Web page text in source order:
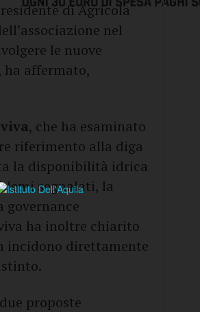
di Agricola
nel
le nuove
ha affermato,
, che ha esaminato
riferimento alla diga
la disponibilità idrica
segnalati, la
ha inoltre chiarito
incidono direttamente
proposte